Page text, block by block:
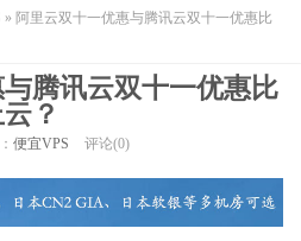
» 阿里云双十一优惠与腾讯云双十一优惠比
腾讯云双十一优惠比
？
便宜VPS 评论(0)